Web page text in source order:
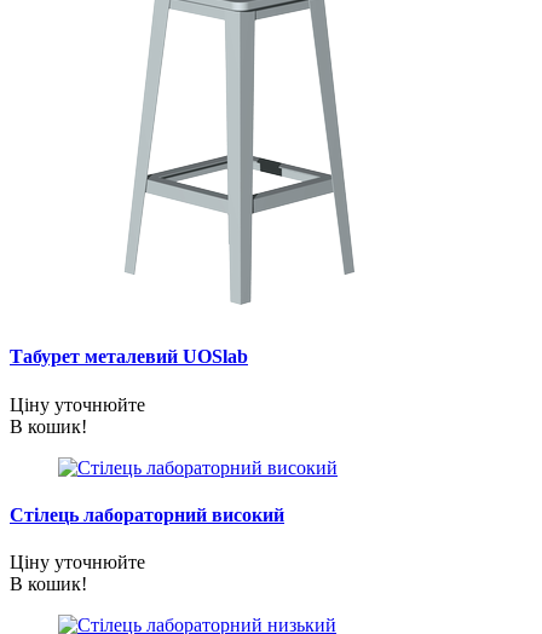
Табурет металевий UOSlab
Ціну уточнюйте
В кошик!
Стілець лабораторний високий
Ціну уточнюйте
В кошик!